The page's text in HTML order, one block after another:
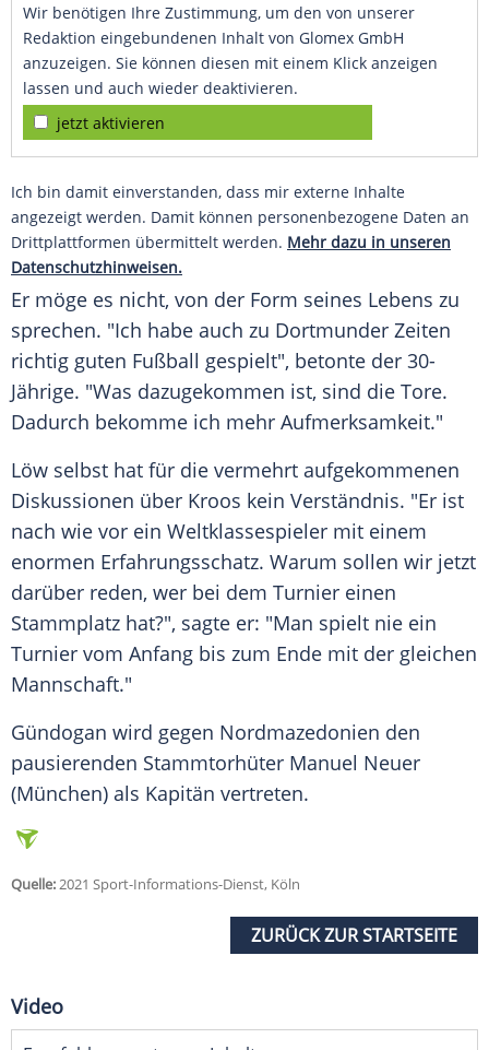
Wir benötigen Ihre Zustimmung, um den von unserer
Redaktion eingebundenen Inhalt von Glomex GmbH
anzuzeigen. Sie können diesen mit einem Klick anzeigen
lassen und auch wieder deaktivieren.
jetzt aktivieren
Ich bin damit einverstanden, dass mir externe Inhalte
angezeigt werden. Damit können personenbezogene Daten an
Drittplattformen übermittelt werden. Mehr dazu in unseren
Datenschutzhinweisen.
Er möge es nicht, von der Form seines Lebens zu
sprechen. "Ich habe auch zu Dortmunder Zeiten
richtig guten Fußball gespielt", betonte der 30-
Jährige. "Was dazugekommen ist, sind die Tore.
Dadurch bekomme ich mehr Aufmerksamkeit."
Löw selbst hat für die vermehrt aufgekommenen
Diskussionen über Kroos kein Verständnis. "Er ist
nach wie vor ein Weltklassespieler mit einem
enormen Erfahrungsschatz. Warum sollen wir jetzt
darüber reden, wer bei dem Turnier einen
Stammplatz hat?", sagte er: "Man spielt nie ein
Turnier vom Anfang bis zum Ende mit der gleichen
Mannschaft."
Gündogan wird gegen Nordmazedonien den
pausierenden Stammtorhüter Manuel Neuer
(München) als Kapitän vertreten.
Quelle:2021 Sport-Informations-Dienst, Köln
ZURÜCK ZUR STARTSEITE
Video